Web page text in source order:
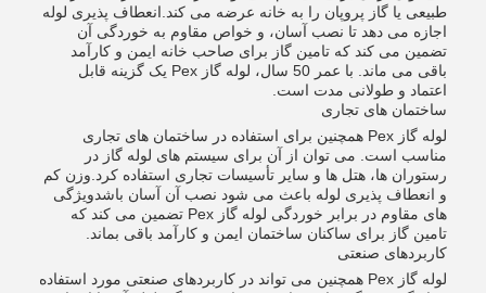
طبیعی یا گاز پروپان را به خانه عرضه می کند.انعطاف پذیری لوله
اجازه می دهد تا نصب آسان، و خواص مقاوم به خوردگی آن
تضمین می کند که تامین گاز برای صاحب خانه ایمن و کارآمد
باقی می ماند. با عمر 50 سال، لوله گاز Pex یک گزینه قابل
اعتماد و طولانی مدت است.
ساختمان های تجاری
لوله گاز Pex همچنین برای استفاده در ساختمان های تجاری
مناسب است. می توان از آن برای سیستم های لوله گاز در
رستوران ها، هتل ها و سایر تأسیسات تجاری استفاده کرد.وزن کم
و انعطاف پذیری لوله باعث می شود نصب آن آسان باشدویژگی
های مقاوم در برابر خوردگی لوله گاز Pex تضمین می کند که
تامین گاز برای ساکنان ساختمان ایمن و کارآمد باقی بماند.
کاربردهای صنعتی
لوله گاز Pex همچنین می تواند در کاربردهای صنعتی مورد استفاده